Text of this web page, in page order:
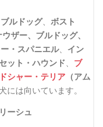
ルドッグ、 ボスト
ザー、ブルドッグ、
・スパニエル、 イン
ット・ハウンド
ブ
シャー・テリア （アム
には向いています。
ーシュ